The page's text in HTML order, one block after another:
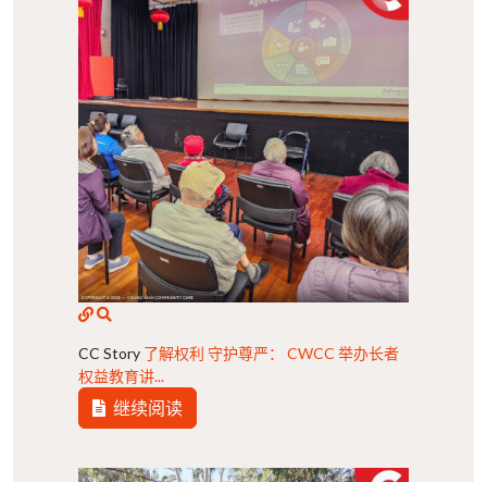
CC Story 了解权利 守护尊严： CWCC 举办长者
权益教育讲...
继续阅读